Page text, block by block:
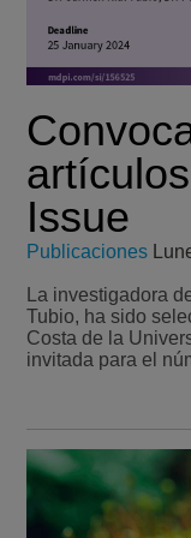
Issue
Publicaciones
La investigadora
Tubio, ha sido
Costa de la
invitada para el